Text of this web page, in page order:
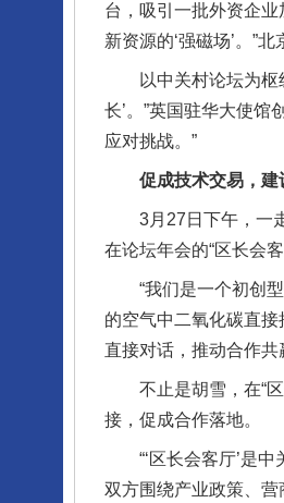
台，吸引一批外资企
新资源的‘强磁场’。”
以中关村论坛为枢纽
长’。”英国驻华大使
应对挑战。”
促成技术交易，建
3月27日下午，一走
在论坛年会的“区长会
“我们是一个初创型
的空气中二氧化碳直接
直接对话，推动合作共
不止是胡雪，在“区
接，促成合作落地。
“‘区长会客厅’是中
双方围绕产业政策、